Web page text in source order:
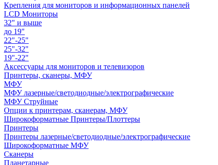
Крепления для мониторов и информационных панелей
LCD Мониторы
32" и выше
до 19"
22"-25"
25"-32"
19"-22"
Аксессуары для мониторов и телевизоров
Принтеры, сканеры, МФУ
МФУ
МФУ лазерные/светодиодные/электрографические
МФУ Струйные
Опции к принтерам, сканерам, МФУ
Широкоформатные Принтеры/Плоттеры
Принтеры
Принтеры лазерные/светодиодные/электрографические
Широкоформатные МФУ
Сканеры
Планетарные